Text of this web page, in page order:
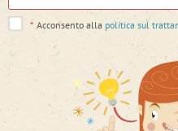
* Acconsento alla politica sul